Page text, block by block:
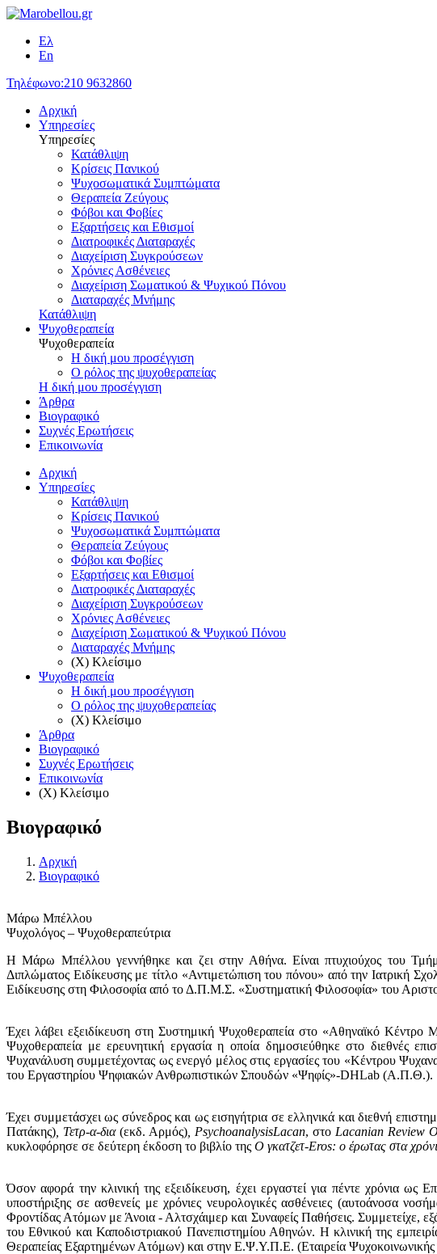
Ελ
En
Τηλέφωνο:210 9632860
Αρχική
Υπηρεσίες
Υπηρεσίες
Κατάθλιψη
Κρίσεις Πανικού
Ψυχοσωματικά Συμπτώματα
Θεραπεία Ζεύγους
Φόβοι και Φοβίες
Εξαρτήσεις και Εθισμοί
Διατροφικές Διαταραχές
Διαχείριση Συγκρούσεων
Χρόνιες Ασθένειες
Διαχείριση Σωματικού & Ψυχικού Πόνου
Διαταραχές Μνήμης
Κατάθλιψη
Ψυχοθεραπεία
Ψυχοθεραπεία
Η δική μου προσέγγιση
Ο ρόλος της ψυχοθεραπείας
Η δική μου προσέγγιση
Άρθρα
Βιογραφικό
Συχνές Ερωτήσεις
Επικοινωνία
Αρχική
Υπηρεσίες
Κατάθλιψη
Κρίσεις Πανικού
Ψυχοσωματικά Συμπτώματα
Θεραπεία Ζεύγους
Φόβοι και Φοβίες
Εξαρτήσεις και Εθισμοί
Διατροφικές Διαταραχές
Διαχείριση Συγκρούσεων
Χρόνιες Ασθένειες
Διαχείριση Σωματικού & Ψυχικού Πόνου
Διαταραχές Μνήμης
(X) Κλείσιμο
Ψυχοθεραπεία
Η δική μου προσέγγιση
Ο ρόλος της ψυχοθεραπείας
(X) Κλείσιμο
Άρθρα
Βιογραφικό
Συχνές Ερωτήσεις
Επικοινωνία
(X) Κλείσιμο
Βιογραφικό
Αρχική
Βιογραφικό
Μάρω Μπέλλου
Ψυχολόγος – Ψυχοθεραπεύτρια
Η Μάρω Μπέλλου γεννήθηκε και ζει στην Αθήνα. Είναι πτυχιούχος του
Διπλώματος Ειδίκευσης με τίτλο «Αντιμετώπιση του πόνου» από την Ιατρική
Ειδίκευσης στη Φιλοσοφία από το Δ.Π.Μ.Σ. «Συστηματική Φιλοσοφία» του
Έχει λάβει εξειδίκευση στη Συστημική Ψυχοθεραπεία στο «Αθηναϊκό Κέντρο
Ψυχοθεραπεία με ερευνητική εργασία η οποία δημοσιεύθηκε στο διεθνές
Ψυχανάλυση συμμετέχοντας ως ενεργό μέλος στις εργασίες του «Κέντρου
του Εργαστηρίου Ψηφιακών Ανθρωπιστικών Σπουδών «Ψηφίς»-DHLab (Α.Π.Θ.).
Έχει συμμετάσχει ως σύνεδρος και ως εισηγήτρια σε ελληνικά και διεθνή
Πατάκης) , Τετρ-α-δια (εκδ. Αρμός) PsychoanalysisLacan, στο Lacanian Review
κυκλοφόρησε σε δεύτερη έκδοση το βιβλίο της Ο γκατζετ-Eros: ο έρωτας στα
Όσον αφορά την κλινική της εξειδίκευση, έχει εργαστεί για πέντε χρόνια
υποστήριξης σε ασθενείς με χρόνιες νευρολογικές ασθένειες (αυτοάνοσα
Φροντίδας Ατόμων με Άνοια - Αλτσχάιμερ και Συναφείς Παθήσεις. Συμμετείχε,
του Εθνικού και Καποδιστριακού Πανεπιστημίου Αθηνών. Η κλινική της
Θεραπείας Εξαρτημένων Ατόμων) και στην Ε.Ψ.Υ.Π.Ε. (Εταιρεία Ψυχοκοινωνικής